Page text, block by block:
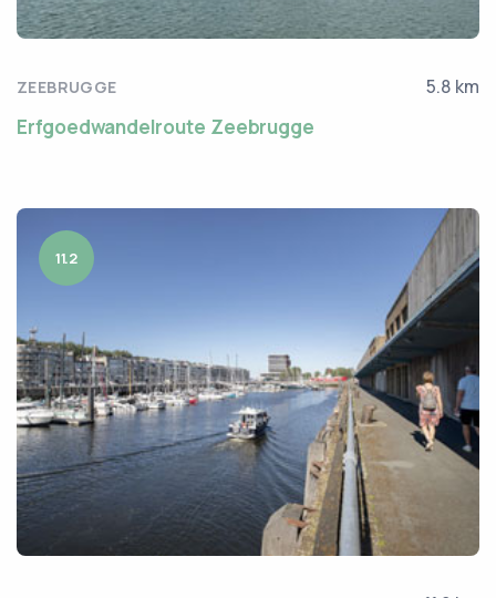
ZEEBRUGGE 5.8 km
Erfgoedwandelroute Zeebrugge
11.2